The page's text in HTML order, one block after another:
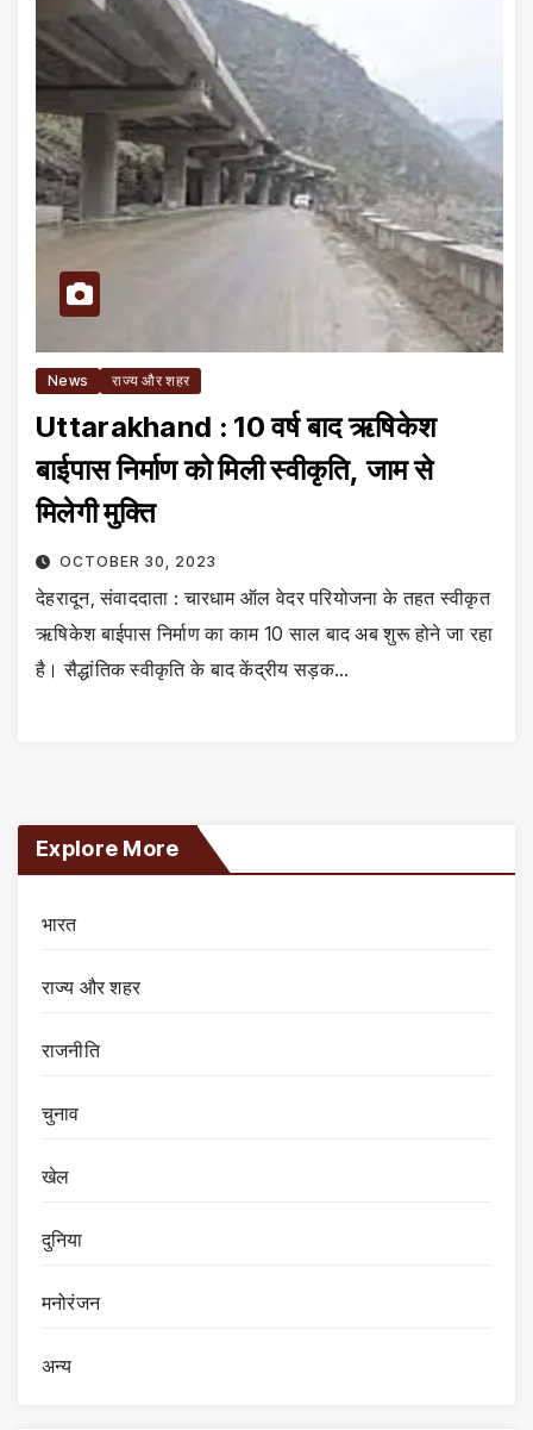
News राज्य और शहर
Uttarakhand : 10 वर्ष बाद ऋषिकेश
बाईपास निर्माण को मिली स्वीकृति, जाम से
मिलेगी मुक्ति
OCTOBER 30, 2023
देहरादून, संवाददाता : चारधाम ऑल वेदर परियोजना के तहत स्वीकृत
ऋषिकेश बाईपास निर्माण का काम 10 साल बाद अब शुरू होने जा रहा
है। सैद्धांतिक स्वीकृति के बाद केंद्रीय सड़क…
Explore More
भारत
राज्य और शहर
राजनीति
चुनाव
खेल
दुनिया
मनोरंजन
अन्य